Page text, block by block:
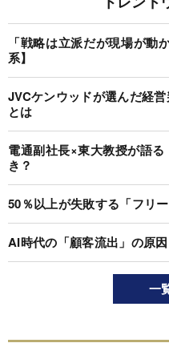
「戦略は立派だが現場が
系】
JVCケンウッドが選んだ経
とは
電通副社長×東大教授が語
き？
50％以上が失敗する「フリ
AI時代の「顧客流出」の原
一